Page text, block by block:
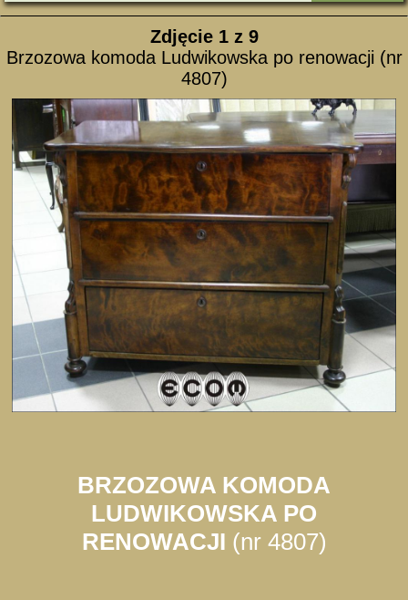
Zdjęcie 1z 9
Brzozowa komoda Ludwikowska po renowacji (nr
4807)
BRZOZOWA KOMODA
LUDWIKOWSKA PO
RENOWACJI (nr 4807)